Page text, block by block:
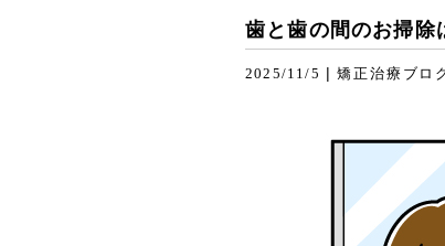
歯と歯の間のお掃除
2025/11/5 |矯正治療ブロ